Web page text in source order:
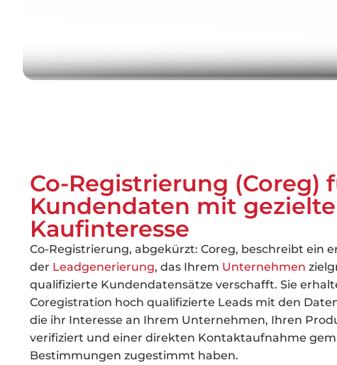
Co-Registrierung (Coreg)
Kundendaten mit
Kaufinteresse
Co-Registrierung, abgekürzt: Coreg, beschreibt ein
der Leadgenerierung, das Ihrem Unternehmen
qualifizierte Kundendatensätze verschafft. Sie
Coregistration hoch qualifizierte Leads mit den
die ihr Interesse an Ihrem Unternehmen, Ihren
verifiziert und einer direkten Kontaktaufnahme
Bestimmungen zugestimmt haben.